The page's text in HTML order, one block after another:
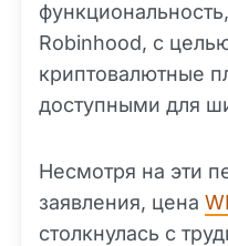
Robinhood, с
криптовалютные
доступными для
Несмотря на эти
заявления, цена
столкнулась с